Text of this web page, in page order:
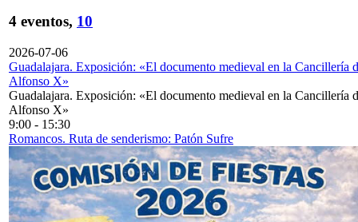
4 eventos, 10
2026-07-06
Guadalajara. Exposición: «El documento medieval en la Cancillería
Alfonso X»
Guadalajara. Exposición: «El documento medieval en la Cancillería
Alfonso X»
9:00 - 15:30
Romancos. Ruta de senderismo: Patón Sufre